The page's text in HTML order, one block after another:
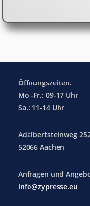
Öffnungszeiten:
Mo.-Fr.: 09-17 Uhr
Sa.: 11-14 Uhr
Adalbertsteinweg
52066 Aachen
Anfragen und
info@zypresse.eu